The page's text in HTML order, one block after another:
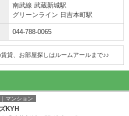
南武線 武蔵新城駅
グリーンライン 日吉本町駅
044-788-0065
貸、お部屋探しは ルームアールまで♪♪
マンション
KYH